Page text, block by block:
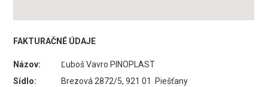
FAKTURAČNÉ ÚDAJE
Názov:
Ľuboš Vavro PINOPLAST
Sídlo:
Brezová 2872/5, 921 01 Piešťany